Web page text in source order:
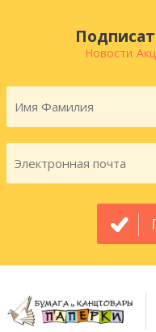
Новости